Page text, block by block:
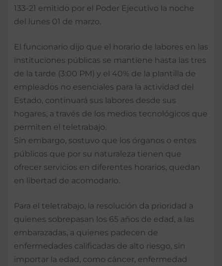
133-21 emitido por el Poder Ejecutivo la noche
del lunes 01 de marzo.
El funcionario dijo que el horario de labores en las
instituciones públicas se mantiene hasta las tres
de la tarde (3:00 PM) y el 40% de la plantilla de
empleados no esenciales para la actividad del
Estado, continuará sus labores desde sus
hogares, a través de los medios tecnológicos que
permiten el teletrabajo.
Sin embargo, sostuvo que los órganos o entes
públicos que por su naturaleza tienen que
ofrecer servicios en diferentes horarios, quedan
en libertad de acomodarlo.
Para el teletrabajo, la resolución da prioridad a
quienes sobrepasan los 65 años de edad, a las
embarazadas, a quienes padecen de
enfermedades calificadas de alto riesgo, sin
importar la edad, como cáncer, enfermedad